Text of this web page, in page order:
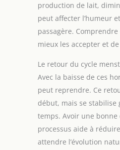
production de lait,
peut affecter l’humeur
passagère. Comprendre
mieux les accepter et
Le retour du cycle
Avec la baisse de ces
peut reprendre. Ce
début, mais se stabilise
temps. Avoir une
processus aide à
attendre l’évolution